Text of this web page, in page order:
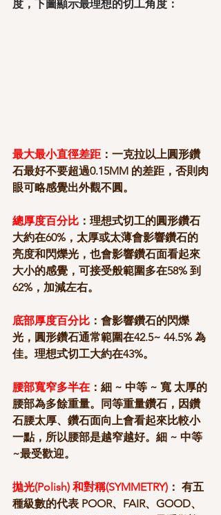
度，下圖顯示最理想的切工角度：
最大最小直徑差距 ：一克拉以上圓形鑽
石最好不要超過0.15MM 的差距，否則肉
眼可略感覺出外觀不圓。
總厚度百分比 ：理想式切工的圓形鑽石
大約在60%，太厚或太薄會影響鑽石的
亮度和閃爍光，也會影響鑽石面看起來
大小的感覺，可接受般範圍多在58% 到
62%，加減左右。
底部厚度百分比 ：會影響鑽石的閃爍
光，圓形鑽石通常範圍在42.5~ 44.5% 為
佳。理想式切工大約在43%。
腰部寬窄多半在 ：細 ~ 中等 ~ 寬 太厚的
腰部為多餘重量。同等重量鑽石，因鑽
石腰太厚、鑽石面向上會看起來比較小
一點，所以腰部是越窄越好。細 ~ 中等
~最受歡迎。
拋光(Polish) 和對稱(SYMMETRY) ： 有五
種級數的代表 POOR、FAIR、GOOD、